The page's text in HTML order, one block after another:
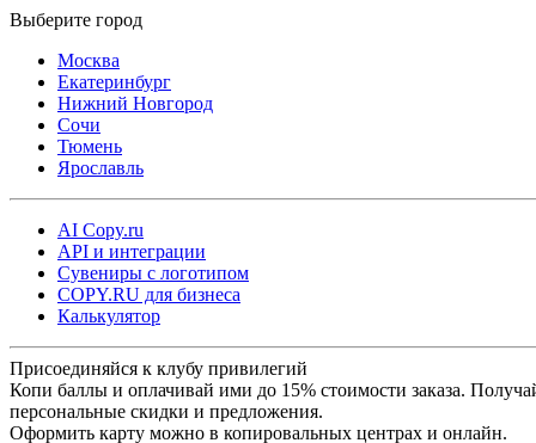
Москва
Екатеринбург
Нижний Новгород
Сочи
Тюмень
Ярославль
AI Copy.ru
API и интеграции
Сувениры с логотипом
COPY.RU для бизнеса
Калькулятор
Присоединяйся к клубу привилегий
Копи баллы и оплачивай ими до 15% стоимости заказа.
персональные скидки и предложения.
Оформить карту можно в копировальных центрах и онлайн.